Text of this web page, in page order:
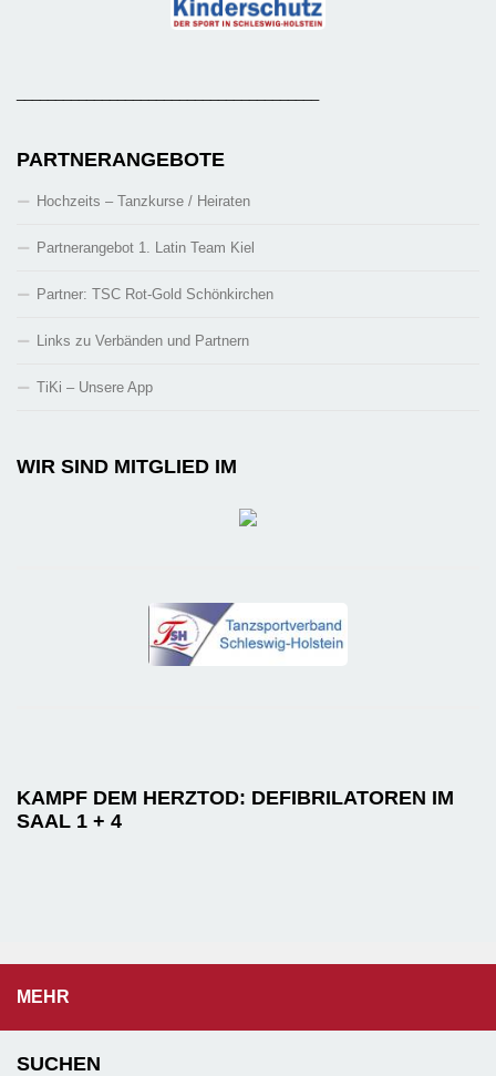
PARTNERANGEBOTE
Hochzeits – Tanzkurse / Heiraten
Partnerangebot 1. Latin Team Kiel
Partner: TSC Rot-Gold Schönkirchen
Links zu Verbänden und Partnern
TiKi – Unsere App
WIR SIND MITGLIED IM
KAMPF DEM HERZTOD: DEFIBRILATOREN IM
SAAL 1 + 4
MEHR
SUCHEN